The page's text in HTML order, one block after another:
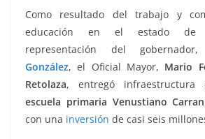
Como resultado del trabajo y
educación en el estado de
representación del gobernador,
González, el Oficial Mayor, Mario
Retolaza, entregó infraestructura
escuela primaria Venustiano
con una inversión de casi seis